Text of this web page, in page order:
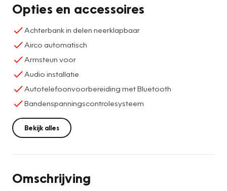
Opties en accessoires
Achterbank in delen neerklapbaar
Airco automatisch
Armsteun voor
Audio installatie
Autotelefoonvoorbereiding met Bluetooth
Bandenspanningscontrolesysteem
Bekijk alles
Omschrijving